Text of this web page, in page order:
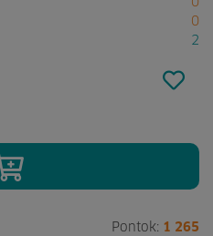
0
0
2
Pontok: 1 265